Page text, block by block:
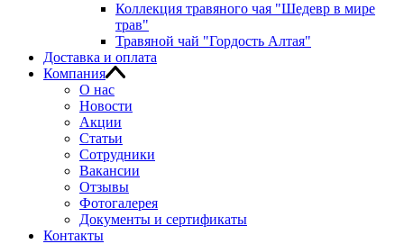
Коллекция травяного чая "Шедевр в мире
трав"
Травяной чай "Гордость Алтая"
Доставка и оплата
Компания
О нас
Новости
Акции
Статьи
Сотрудники
Вакансии
Отзывы
Фотогалерея
Документы и сертификаты
Контакты